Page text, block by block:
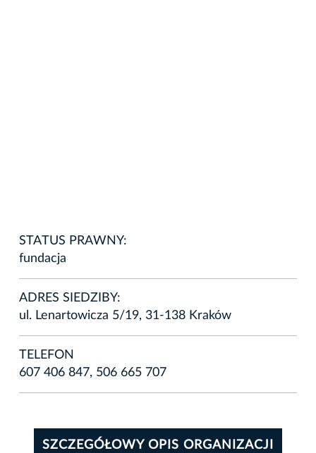
STATUS PRAWNY:
fundacja
ADRES SIEDZIBY:
ul. Lenartowicza 5/19, 31-138 Kraków
TELEFON
607 406 847, 506 665 707
SZCZEGÓŁOWY OPIS ORGANIZACJI